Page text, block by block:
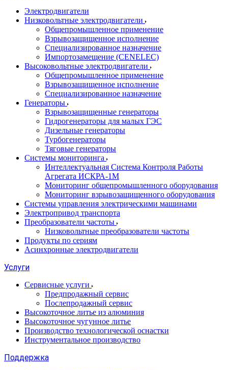
Электродвигатели
Низковольтные электродвигатели
Общепромышленное применение
Взрывозащищенное исполнение
Специализированное назначение
Импортозамещение (CENELEC)
Высоковольтные электродвигатели
Общепромышленное применение
Взрывозащищенное исполнение
Специализированное назначение
Генераторы
Взрывозащищенные генераторы
Гидрогенераторы для малых ГЭС
Дизельные генераторы
Турбогенераторы
Тяговые генераторы
Системы мониторинга
Интеллектуальная Система Контроля Работы
Агрегата ИСКРА-1М
Мониторинг общепромышленного оборудования
Мониторинг взрывозащищенного оборудования
Системы управления электрическими машинами
Электропривод транспорта
Преобразователи частоты
Низковольтные преобразователи частоты
Продукты по сериям
Асинхронные электродвигатели
Услуги
Сервисные услуги
Предпродажный сервис
Послепродажный сервис
Высокоточное литье из алюминия
Высокоточное чугунное литье
Производство технологической оснастки
Инструментальное производство
Поддержка